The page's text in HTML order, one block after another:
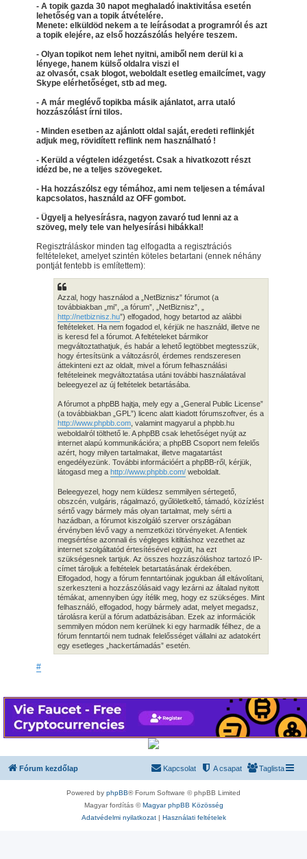
- A topik gazda 30 napot meghaladó inaktivitása esetén
lehetőség van a topik átvételére.
Menete: elküldöd nekem a te leírásodat a programról és azt
a topik elejére, az első hozzászólás helyére teszem.
- Olyan topikot nem lehet nyitni, amiből nem derül ki a
lényege, hanem külső oldalra viszi el
az olvasót, csak blogot, weboldalt esetleg emailcímet, vagy
Skype elérhetőséget, stb ad meg.
- A már meglévő topikba másik ajánlatot, arra utaló
hozzászólást írni tilos.
- Minden esetben az ajánlott oldal saját, eredeti reflinkjét
adjuk meg, rövidített reflink nem használható !
- Kerüld a végtelen idézgetést. Csak a hivatkozott részt
idézd be, ne a teljes szövegeket.
- Ha hozzászólsz egy témához, ami nem teljesen a témával
kapcsolatos, használd az OFF gombot.
- Ügyelj a helyesírásra, nagyon zavaró tud lenni az a
szöveg, mely tele van helyesírási hibákkal!
Regisztráláskor minden tag elfogadta a regisztrációs
feltételeket, amelyet szintén köteles betartani (ennek néhány
pontját fentebb is említettem):
Azzal, hogy használod a „NetBiznisz” fórumot (a
továbbiakban „mi”, „a fórum”, „NetBiznisz”, „
http://netbiznisz.hu”) elfogadod, hogy betartod az alábbi
feltételeket. Ha nem fogadod el, kérjük ne használd, illetve ne
is keresd fel a fórumot. A feltételeket bármikor
megváltoztathatjuk, és habár a lehető legtöbbet megtesszük,
hogy értesítsünk a változásról, érdemes rendszeresen
áttekinteni ezt az oldalt, mivel a fórum felhasználási
feltételeinek megváltoztatása utáni további használatával
beleegyezel az új feltételek betartásába.
A fórumot a phpBB hajtja, mely egy a „General Public License”
(a továbbiakban „GPL”) licenc alatt kiadott fórumszoftver, és a
http://www.phpbb.com , valamint magyarul a phpbb.hu
weboldalról tölthető le. A phpBB csak lehetőséget nyújt az
internet alapú kommunikációra; a phpBB Csoport nem felelős
azért, hogy milyen tartalmakat, illetve magatartást
engedélyezünk. További információért a phpBB-ről, kérjük,
látogasd meg a http://www.phpbb.com/ weboldalt.
Beleegyezel, hogy nem küldesz semmilyen sértegető,
obszcén, vulgáris, rágalmazó, gyűlöletkeltő, támadó, közízlést
sértő vagy bármely más olyan tartalmat, mely sérti a
hazádban, a fórumot kiszolgáló szerver országában
érvényben lévő vagy a nemzetközi törvényeket. A fentiek
megsértése azonnali és végleges kitiltáshoz vezethet az
internet szolgáltatód értesítésével együtt, ha ezt
szükségesnek tartjuk. Az összes hozzászóláshoz tartozó IP-
címet tároljuk a feltételek betartatásának érdekében.
Elfogadod, hogy a fórum fenntartóinak jogukban áll eltávolítani,
szerkeszteni a hozzászólásaid vagy lezárni az általad nyitott
témákat, amennyiben úgy ítélik meg, hogy ez szükséges. Mint
felhasználó, elfogadod, hogy bármely adat, melyet megadsz,
tárolásra kerül a fórum adatbázisában. Ezek az információk
semmilyen módon nem kerülnek ki egy harmadik félhez, de a
fórum fenntartói nem tudnak felelősséget vállalni az adatokért
egy esetleges „hackertámadás” esetén.
#
Fórum kezdőlap Taglista
A csapat
Kapcsolat
Powered by phpBB® Forum Software © phpBB Limited
Magyar fordítás © Magyar phpBB Közösség
Adatvédelmi nyilatkozat| Használati feltételek